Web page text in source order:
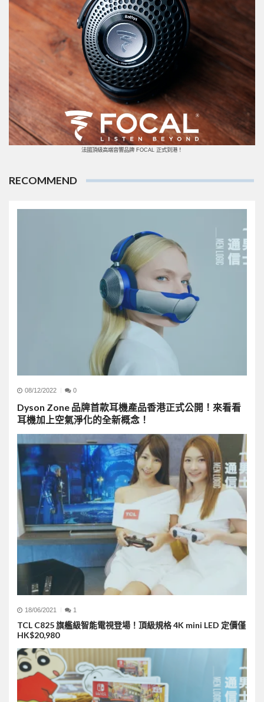
法國頂級高端音響品牌 FOCAL 正式到港！
RECOMMEND
08/12/2022 0
Dyson Zone 品牌首款耳機產品香港正式公開！來看看
耳機加上空氣淨化的全新概念！
18/06/2021 1
TCL C825 旗艦級智能電視登場！頂級規格 4K mini LED 定價僅
HK$20,980